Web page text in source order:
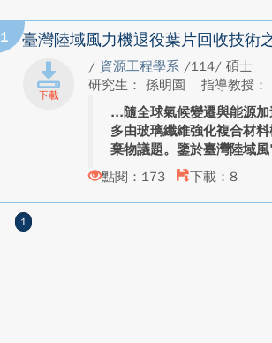
1 臺灣陸域風力機退役葉片回收技術
/ 資源工程學系 /114/ 碩士
研究生： 孫明園
指導教授：
隨全球氣候變遷與能源
多由玻璃纖維強化複合材
棄物議題。鑒於臺灣陸域
點閱：173
下載：8
1